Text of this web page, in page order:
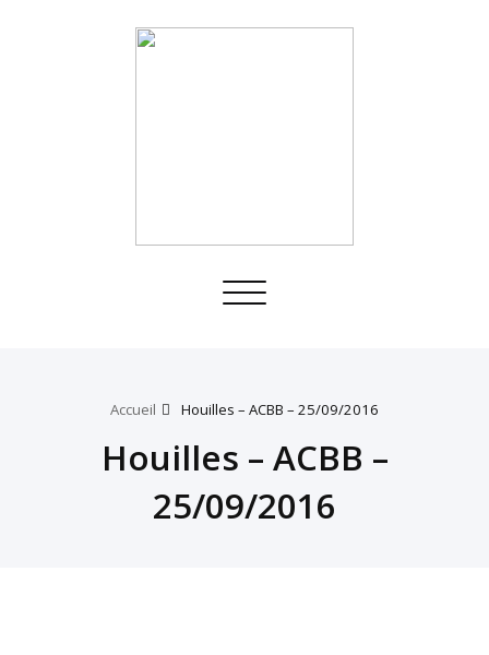
Toggle
Accueil Houilles – ACBB – 25/09/2016
Houilles – ACBB –
25/09/2016